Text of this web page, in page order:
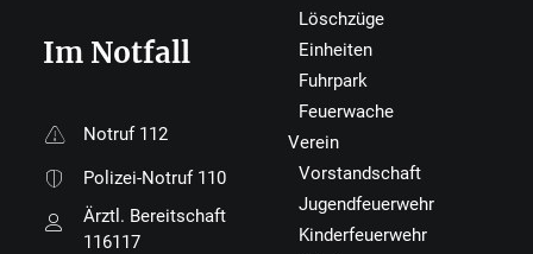
Im Notfall
Notruf 112
Polizei-Notruf 110
Ärztl. Bereitschaft
116117
Löschzüge
Einheiten
Fuhrpark
Feuerwache
Verein
Vorstandschaft
Jugendfeuerwehr
Kinderfeuerwehr